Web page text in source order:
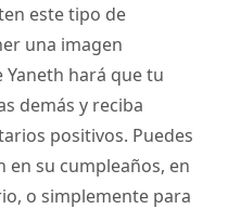
este tipo de
una imagen
hará que tu
demás y reciba
positivos. Puedes
en su cumpleaños, en
o simplemente para